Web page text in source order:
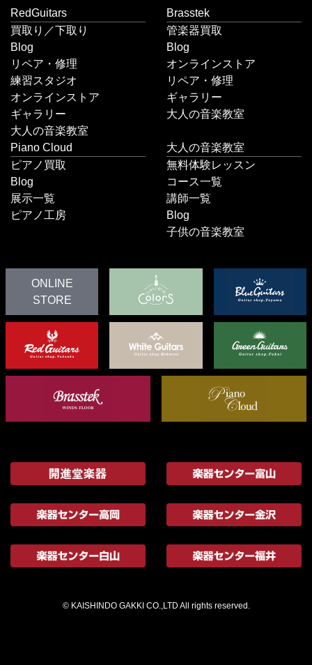
RedGuitars
買取り／下取り
Blog
リペア・修理
練習スタジオ
オンラインストア
ギャラリー
大人の音楽教室
Brasstek
管楽器買取
Blog
オンラインストア
リペア・修理
ギャラリー
大人の音楽教室
Piano Cloud
ピアノ買取
Blog
展示一覧
ピアノ工房
大人の音楽教室
無料体験レッスン
コース一覧
講師一覧
Blog
子供の音楽教室
ONLINE
STORE
© KAISHINDO GAKKI CO.,LTD All rights reserved.